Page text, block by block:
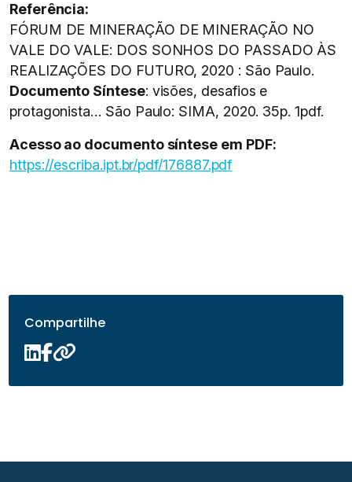
Referência:
FÓRUM DE MINERAÇÃO DE MINERAÇÃO NO
VALE DO VALE: DOS SONHOS DO PASSADO ÀS
REALIZAÇÕES DO FUTURO, 2020 : São Paulo.
Documento Síntese: visões, desafios e
protagonista… São Paulo: SIMA, 2020. 35p. 1pdf.
Acesso ao documento síntese em PDF:
https://escriba.ipt.br/pdf/176887.pdf
Compartilhe